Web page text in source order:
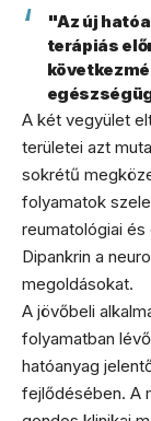
"Az új
terápiás
A két vegyület
területei azt
sokrétű
folyamatok
reumatológiai
Dipankrin a
megoldásokat.
A jövőbeli
folyamatban
hatóanyag
fejlődésében. A